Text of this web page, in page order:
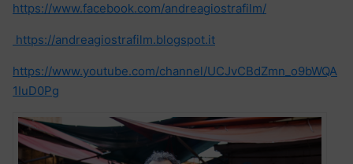
https://www.facebook.com/andreagiostrafilm/
https://andreagiostrafilm.blogspot.it
https://www.youtube.com/channel/UCJvCBdZmn_o9bWQA
1IuD0Pg